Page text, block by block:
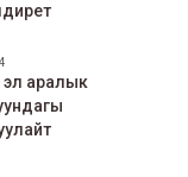
эл аралык